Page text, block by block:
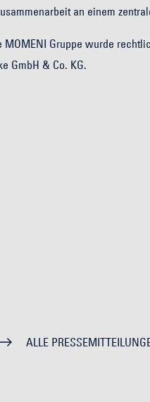
an einem
Gruppe wurde
GmbH & Co. KG.
ALLE